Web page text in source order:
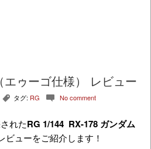
ゥーゴ仕様） レビュー
, タグ: RG c No comment
れたRG 1/144 RX-178 ガンダム
ビューをご紹介します！